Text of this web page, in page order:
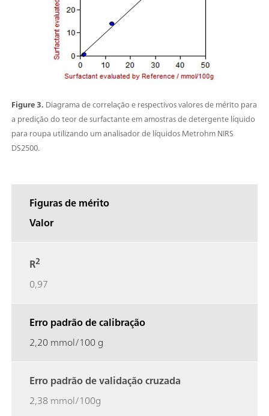
Figure 3. Diagrama de correlação e respectivos valores de mérito para
a predição do teor de surfactante em amostras de detergente líquido
para roupa utilizando um analisador de líquidos Metrohm NIRS
DS2500.
Figuras de mérito
Valor
R2
0,97
Erro padrão de calibração
2,20 mmol/100 g
Erro padrão de validação cruzada
2,38 mmol/100g